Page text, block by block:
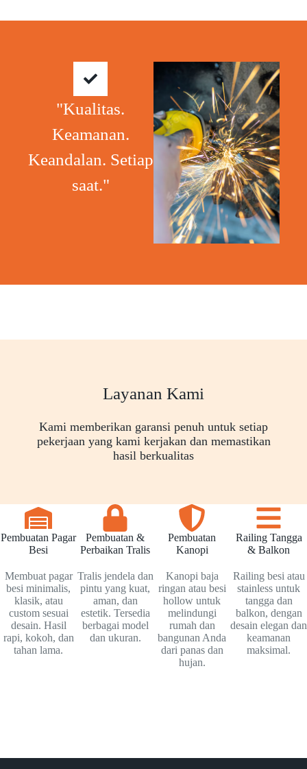
"Kualitas.
Keamanan.
Keandalan. Setiap
saat."
Layanan Kami
Kami memberikan garansi penuh untuk setiap
pekerjaan yang kami kerjakan dan memastikan
hasil berkualitas
Pembuatan Pagar
Besi
Membuat pagar
besi minimalis,
klasik, atau
custom sesuai
desain. Hasil
rapi, kokoh, dan
tahan lama.
Pembuatan &
Perbaikan Tralis
Tralis jendela dan
pintu yang kuat,
aman, dan
estetik. Tersedia
berbagai model
dan ukuran.
Pembuatan
Kanopi
Kanopi baja
ringan atau besi
hollow untuk
melindungi
rumah dan
bangunan Anda
dari panas dan
hujan.
Railing Tangga
& Balkon
Railing besi atau
stainless untuk
tangga dan
balkon, dengan
desain elegan dan
keamanan
maksimal.